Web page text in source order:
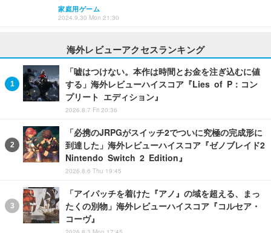
家庭用ゲーム
2024.9.30 Mon 21:30
海外レビューアクセスランキング
「嘘はつけない。本作は時間とお金を注ぎ込むに値
する」海外レビューハイスコア『Lies of P：コン
プリート エディション』
2026.8.7 Fri 20:36
「必携のJRPGがスイッチ2でついに究極の完成形に
到達した」海外レビューハイスコア『ゼノブレイド2
Nintendo Switch 2 Edition』
2026.8.6 Thu 19:45
「アイパッチを着けた『アノ』の域を超える、まっ
たくの別物」海外レビューハイスコア『コルセア・
コーヴ』